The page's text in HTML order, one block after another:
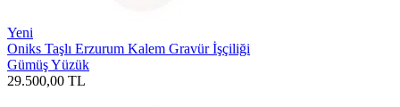
Yeni
Oniks Taşlı Erzurum Kalem Gravür İşçiliği
Gümüş Yüzük
29.500,00 TL